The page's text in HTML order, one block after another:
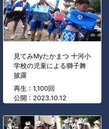
見てみMyたかまつ 十河小
学校の児童による獅子舞
披露
再生 : 1,100回
公開 : 2023.10.12